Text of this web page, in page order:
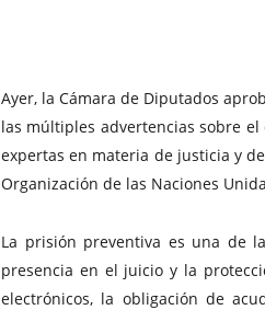
Ayer, la Cámara de Diputados
las múltiples advertencias sobre
expertas en materia de justicia y
Organización de las Naciones
La prisión preventiva es una de
presencia en el juicio y la
electrónicos, la obligación de